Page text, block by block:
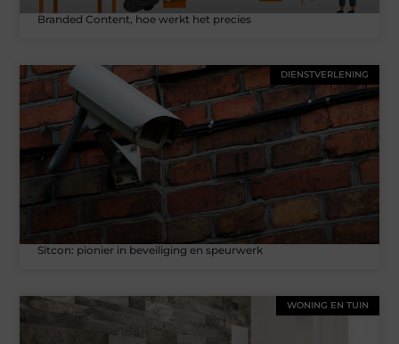
Branded Content, hoe werkt het precies
DIENSTVERLENING
Sitcon: pionier in beveiliging en speurwerk
WONING EN TUIN